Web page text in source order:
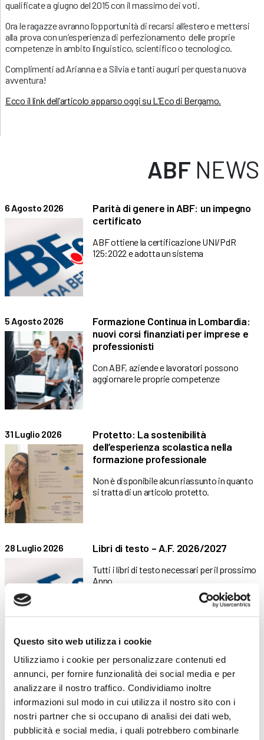
Questo sito web utilizza i cookie
Utilizziamo i cookie per personalizzare contenuti ed
annunci, per fornire funzionalità dei social media e per
analizzare il nostro traffico. Condividiamo inoltre
informazioni sul modo in cui utilizza il nostro sito con i
nostri partner che si occupano di analisi dei dati web,
pubblicità e social media, i quali potrebbero combinarle
qualificate a giugno del 2015 con il massimo dei voti.
Ora le ragazze avranno l’opportunità di recarsi all’estero e mettersi
alla prova con un’esperienza di perfezionamento delle proprie
competenze in ambito linguistico, scientifico o tecnologico.
Complimenti ad Arianna e a Silvia e tanti auguri per questa nuova
avventura!
Ecco il link dell’articolo apparso oggi su L’Eco di Bergamo.
ABF NEWS
6 Agosto 2026
Parità di genere in ABF: un impegno
certificato
ABF ottiene la certificazione UNI/PdR
125:2022 e adotta un sistema
5 Agosto 2026
Formazione Continua in Lombardia:
nuovi corsi finanziati per imprese e
professionisti
Con ABF, aziende e lavoratori possono
aggiornare le proprie competenze
31 Luglio 2026
Protetto: La sostenibilità
dell’esperienza scolastica nella
formazione professionale
Non è disponibile alcun riassunto in quanto
si tratta di un articolo protetto.
28 Luglio 2026 Libri di testo – A.F. 2026/2027
Tutti i libri di testo necessari per il prossimo
Anno
17 Luglio 2026
Piano di formazione estiva: diverse
attività dedicate all’aggiornamento e
alla crescita professionale
Competenze, innovazione e benessere: il
piano formativo che ha accompagnato